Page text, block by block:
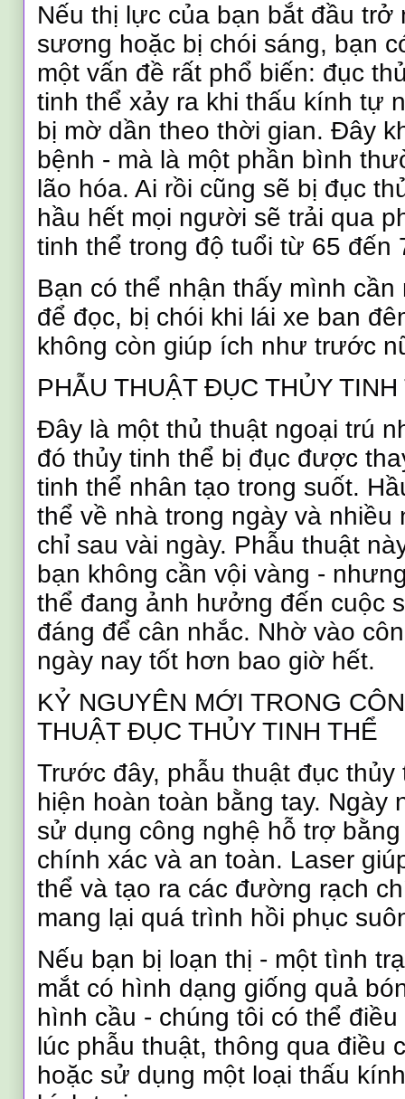
Nếu thị lực của bạn bắt đầu trở
sương hoặc bị chói sáng, bạn
một vấn đề rất phổ biến: đục
tinh thể xảy ra khi thấu kính tự
bị mờ dần theo thời gian. Đây
bệnh - mà là một phần bình
lão hóa. Ai rồi cũng sẽ bị đục
hầu hết mọi người sẽ trải qua
tinh thể trong độ tuổi từ 65 đến
Bạn có thể nhận thấy mình
để đọc, bị chói khi lái xe ban
không còn giúp ích như trước
PHẪU THUẬT ĐỤC THỦY
Đây là một thủ thuật ngoại trú
đó thủy tinh thể bị đục được
tinh thể nhân tạo trong suốt.
thể về nhà trong ngày và
chỉ sau vài ngày. Phẫu thuật
bạn không cần vội vàng -
thể đang ảnh hưởng đến cuộc
đáng để cân nhắc. Nhờ vào
ngày nay tốt hơn bao giờ hết.
KỶ NGUYÊN MỚI TRONG
THUẬT ĐỤC THỦY TINH THỂ
Trước đây, phẫu thuật đục
hiện hoàn toàn bằng tay. Ngày
sử dụng công nghệ hỗ trợ
chính xác và an toàn. Laser
thể và tạo ra các đường rạch
mang lại quá trình hồi phục
Nếu bạn bị loạn thị - một tình
mắt có hình dạng giống quả
hình cầu - chúng tôi có thể
lúc phẫu thuật, thông qua điều
hoặc sử dụng một loại thấu